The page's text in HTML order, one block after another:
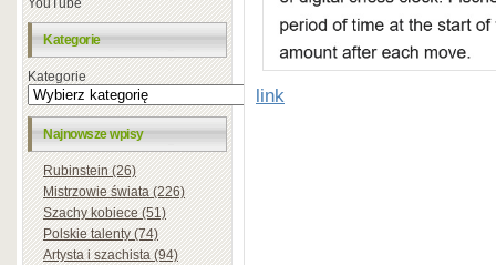
YouTube
Kategorie
Kategorie
Najnowsze wpisy
Rubinstein (26)
Mistrzowie świata (226)
Szachy kobiece (51)
Polskie talenty (74)
Artysta i szachista (94)
link